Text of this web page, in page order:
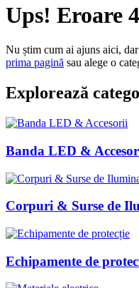
Ups! Eroare
Nu știm cum ai ajuns aici,
prima pagină sau alege o
Explorează
Banda LED &
Corpuri & Surse de
Echipamente de